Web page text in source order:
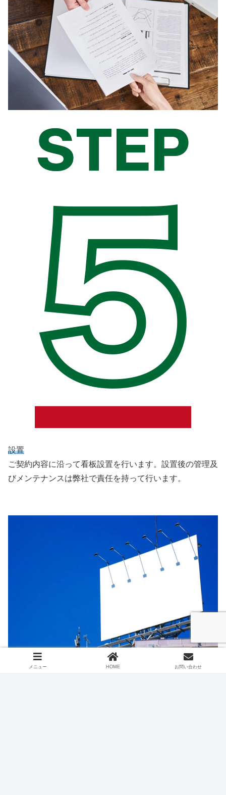
設置
ご契約内容に沿って看板設置を行います。設置後の管理及
びメンテナンスは弊社で責任を持って行います。
メニュー HOME お問い合わせ